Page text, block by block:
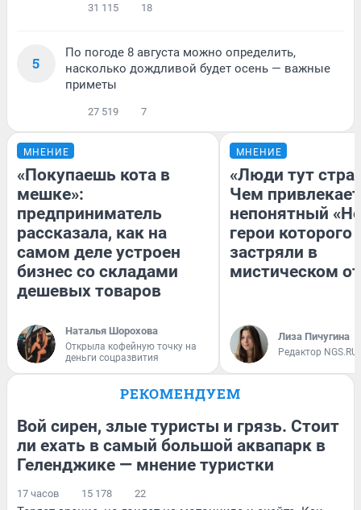
31 115 18
5
По погоде 8 августа можно определить,
насколько дождливой будет осень — важные
приметы
27 519 7
МНЕНИЕ
«Покупаешь кота в
мешке»:
предприниматель
рассказала, как на
самом деле устроен
бизнес со складами
дешевых товаров
Наталья Шорохова
Открыла кофейную точку на
деньги соцразвития
МНЕНИЕ
«Люди тут
Чем привлекает
непонятный
герои которого
застряли в
мистическом
Лиза Пичугина
Редактор NGS.RU
РЕКОМЕНДУЕМ
Вой сирен, злые туристы и грязь. Стоит
ли ехать в самый большой аквапарк в
Геленджике — мнение туристки
17 часов 15 178 22